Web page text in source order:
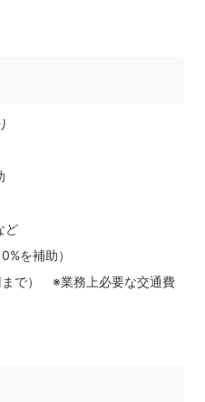
ど
を補助）
で）　※業務上必要な交通費